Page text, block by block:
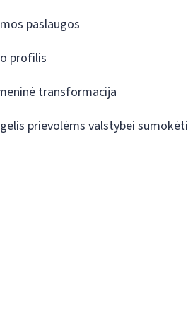
paslaugos
profilis
transformacija
prievolėms valstybei sumokėti